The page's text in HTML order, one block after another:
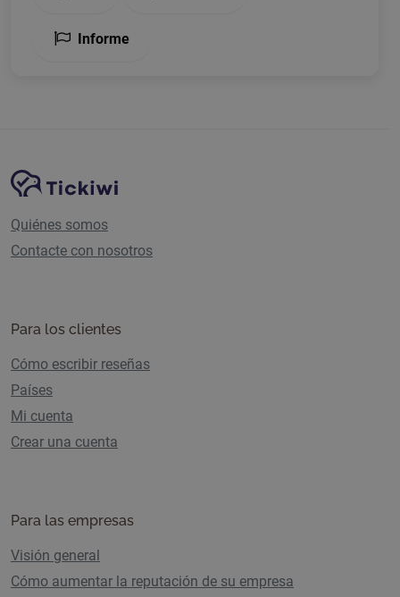
Informe
Navegación del sitio
Plataforma Tickiwi
Quiénes somos
Contacte con nosotros
Para los clientes
Cómo escribir reseñas
Países
Mi cuenta
Crear una cuenta
Para las empresas
Visión general
Cómo aumentar la reputación de su empresa